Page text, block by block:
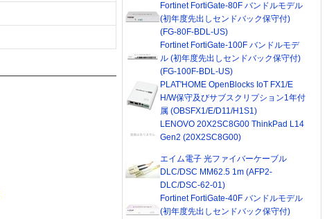
Fortinet FortiGate-80F バンドルモデル
(初年度先出しセンドバック保守付)
(FG-80F-BDL-US)
Fortinet FortiGate-100F バンドルモデ
ル (初年度先出しセンドバック保守付)
(FG-100F-BDL-US)
PLAT'HOME OpenBlocks IoT FX1/E
H/W保守及びサブスクリプション1年付
属 (OBSFX1/E/D11/H1S1)
LENOVO 20X2SC8G00 ThinkPad L14
Gen2 (20X2SC8G00)
エイム電子 光ファイバーケーブル
DLC/DSC MM62.5 1m (AFP2-
DLC/DSC-62-01)
Fortinet FortiGate-40F バンドルモデル
(初年度先出しセンドバック保守付)